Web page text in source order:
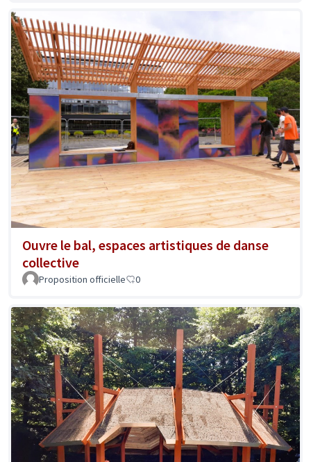
Ouvre le bal, espaces artistiques de danse
collective
Proposition officielle 0